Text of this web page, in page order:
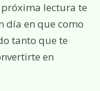
lectura te
día en que como
tanto que te
en